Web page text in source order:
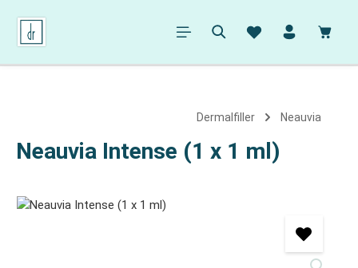
springen
Dermalfiller Neauvia
Neauvia Intense (1 x 1 ml)
Bildergalerie überspringen